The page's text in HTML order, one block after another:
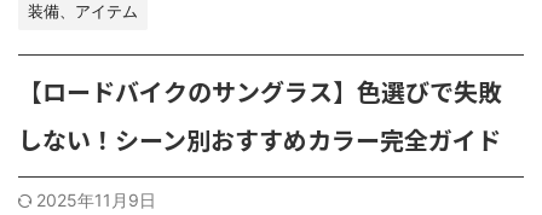
装備、アイテム
【ロードバイクのサングラス】色選びで失敗
しない！シーン別おすすめカラー完全ガイド
2025年11月9日